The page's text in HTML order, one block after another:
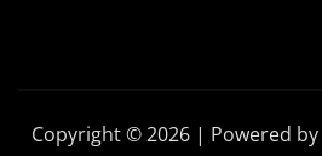
Copyright © 2026 | Powered by